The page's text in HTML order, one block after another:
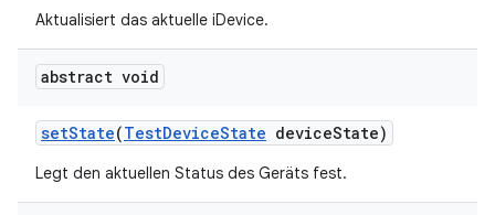
Aktualisiert das aktuelle iDevice.
abstract void
setState(TestDeviceState deviceState)
Legt den aktuellen Status des Geräts fest.